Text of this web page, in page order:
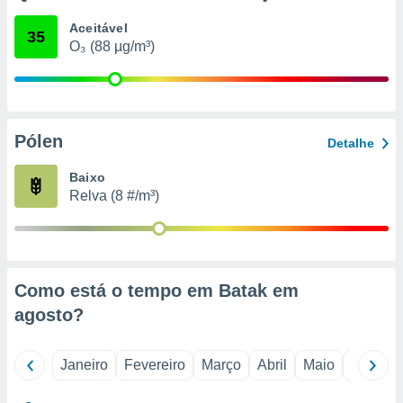
qual se
tal,
na
de
ou aceder
35 Aceitável
O₃ (88 µg/m³)
Pólen Detalhe
Baixo
Relva (8 #/m³)
Como está o tempo em Batak em
agosto?
Janeiro Fevereiro Março Abril Maio Junho